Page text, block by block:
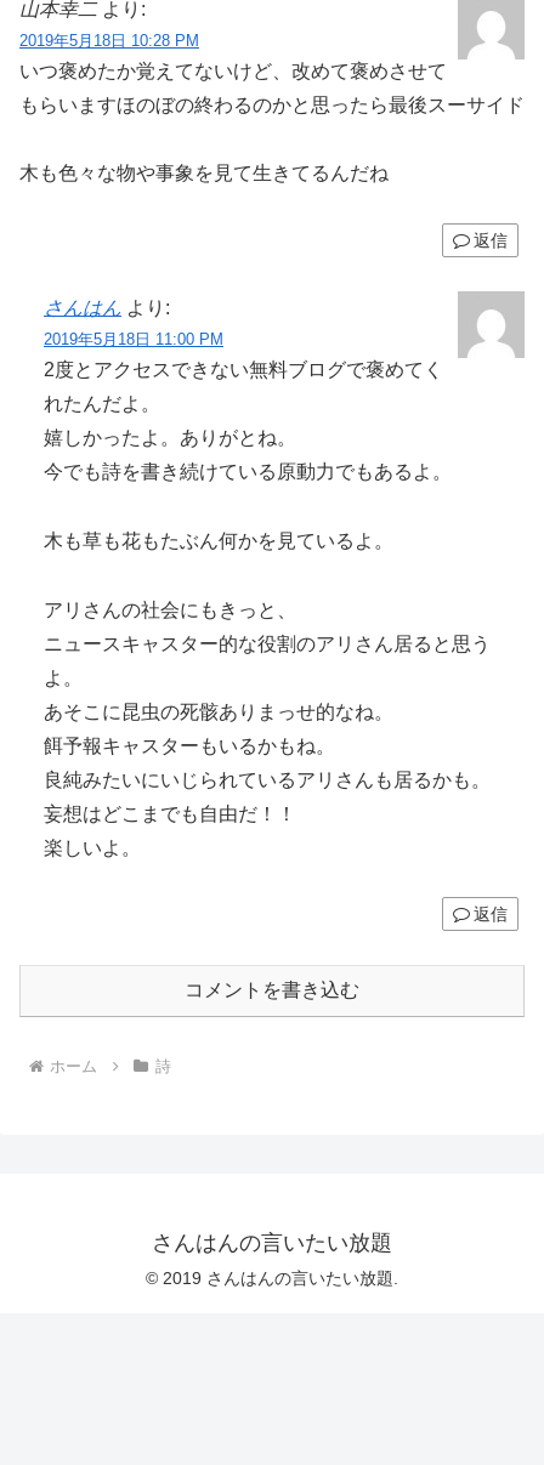
山本幸二 より:
2019年5月18日 10:28 PM
いつ褒めたか覚えてないけど、改めて褒めさせて
もらいますほのぼの終わるのかと思ったら最後スーサイド
木も色々な物や事象を見て生きてるんだね
返信
さんはん より:
2019年5月18日 11:00 PM
2度とアクセスできない無料ブログで褒めてく
れたんだよ。
嬉しかったよ。ありがとね。
今でも詩を書き続けている原動力でもあるよ。
木も草も花もたぶん何かを見ているよ。
アリさんの社会にもきっと、
ニュースキャスター的な役割のアリさん居ると思う
よ。
あそこに昆虫の死骸ありまっせ的なね。
餌予報キャスターもいるかもね。
良純みたいにいじられているアリさんも居るかも。
妄想はどこまでも自由だ！！
楽しいよ。
返信
コメントを書き込む
ホーム 詩
さんはんの言いたい放題
© 2019 さんはんの言いたい放題.